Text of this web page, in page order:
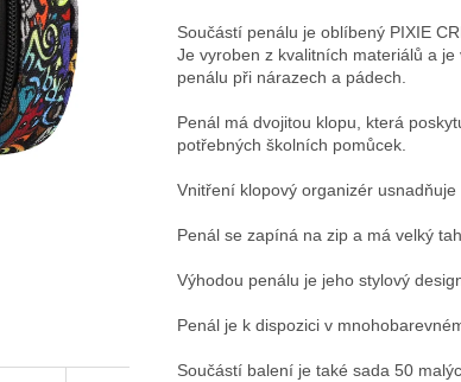
Součástí penálu je oblíbený PIXIE
Je vyroben z kvalitních materiálů a
penálu při nárazech a pádech.
Penál má dvojitou klopu, která
potřebných školních pomůcek.
Vnitření klopový organizér
Penál se zapíná na zip a má velký
Výhodou penálu je jeho stylový
Penál je k dispozici v
Součástí balení je také sada 50